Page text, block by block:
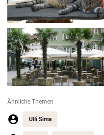
Ähnliche Themen
Ulli Sima